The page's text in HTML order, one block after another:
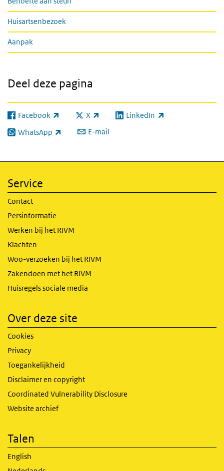
Huisartsenbezoek
Aanpak
Deel deze pagina
Facebook
(externe link) X
(externe link) LinkedIn
(externe link)
WhatsApp
(externe link) E-mail
Service
Contact
Persinformatie
Werken bij het RIVM
Klachten
Woo-verzoeken bij het RIVM
Zakendoen met het RIVM
Huisregels sociale media
Over deze site
Cookies
Privacy
Toegankelijkheid
Disclaimer en copyright
Coordinated Vulnerability Disclosure
Website archief
Talen
English